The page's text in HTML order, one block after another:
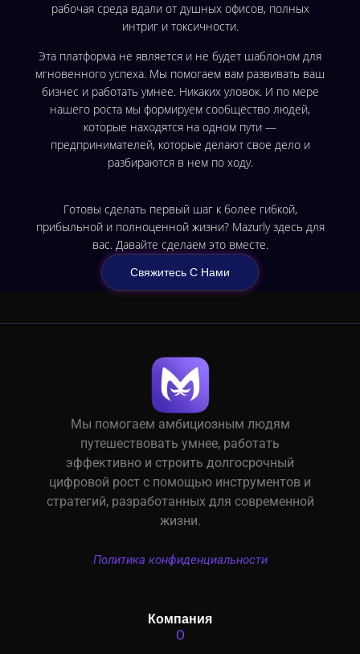
рабочая среда вдали от душных офисов, полных
интриг и токсичности.
Эта платформа не является и не будет шаблоном для
мгновенного успеха. Мы помогаем вам развивать ваш
бизнес и работать умнее. Никаких уловок. И по мере
нашего роста мы формируем сообщество людей,
которые находятся на одном пути —
предпринимателей, которые делают свое дело и
разбираются в нем по ходу.
Готовы сделать первый шаг к более гибкой,
прибыльной и полноценной жизни? Mazurly здесь для
вас. Давайте сделаем это вместе.
Свяжитесь С Нами
Мы помогаем амбициозным людям
путешествовать умнее, работать
эффективно и строить долгосрочный
цифровой рост с помощью инструментов и
стратегий, разработанных для современной
жизни.
Политика конфиденциальности
Компания
О